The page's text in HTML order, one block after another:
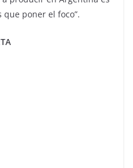
poner el foco”.